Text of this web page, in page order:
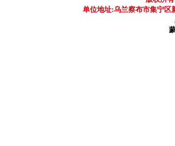
单位地址:乌兰察布市集宁区